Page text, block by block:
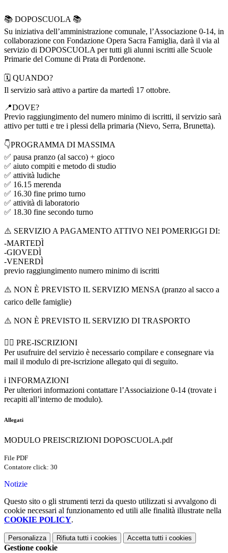
📚 DOPOSCUOLA 📚
Su iniziativa dell’amministrazione comunale, l’Associazione 0-14, in
collaborazione con Fondazione Opera Sacra Famiglia, darà il via al
servizio di DOPOSCUOLA per tutti gli alunni iscritti alle Scuole
Primarie del Comune di Prata di Pordenone.
🗓 QUANDO?
Il servizio sarà attivo a partire da martedì 17 ottobre.
📍DOVE?
Previo raggiungimento del numero minimo di iscritti, il servizio sarà
attivo per tutti e tre i plessi della primaria (Nievo, Serra, Brunetta).
👇PROGRAMMA DI MASSIMA
✅ pausa pranzo (al sacco) + gioco
✅ aiuto compiti e metodo di studio
✅ attività ludiche
✅ 16.15 merenda
✅ 16.30 fine primo turno
✅ attività di laboratorio
✅ 18.30 fine secondo turno
⚠️ SERVIZIO A PAGAMENTO ATTIVO NEI POMERIGGI DI:
-MARTEDÌ
-GIOVEDÌ
-VENERDÌ
previo raggiungimento numero minimo di iscritti
⚠️ NON È PREVISTO IL SERVIZIO MENSA (pranzo al sacco a
carico delle famiglie)
⚠️ NON È PREVISTO IL SERVIZIO DI TRASPORTO
✍🏻 PRE-ISCRIZIONI
Per usufruire del servizio è necessario compilare e consegnare via
mail il modulo di pre-iscrizione allegato qui di seguito.
ℹ️ INFORMAZIONI
Per ulteriori informazioni contattare l’Associaizione 0-14 (trovate i
recapiti all’interno de modulo).
Allegati
MODULO PREISCRIZIONI DOPOSCUOLA.pdf
File PDF
Contatore click: 30
Notizie
Questo sito o gli strumenti terzi da questo utilizzati si avvalgono di
cookie necessari al funzionamento ed utili alle finalità illustrate nella
COOKIE POLICY.
Personalizza Rifiuta tutti i cookies Accetta tutti i cookies
Gestione cookie